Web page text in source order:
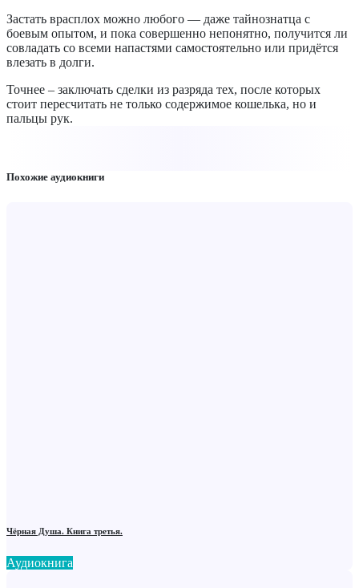
Застать врасплох можно любого — даже тайнознатца с
боевым опытом, и пока совершенно непонятно, получится ли
совладать со всеми напастями самостоятельно или придётся
влезать в долги.
Точнее – заключать сделки из разряда тех, после которых
стоит пересчитать не только содержимое кошелька, но и
пальцы рук.
Похожие аудиокниги
Чёрная Душа. Книга третья.
Аудиокнига